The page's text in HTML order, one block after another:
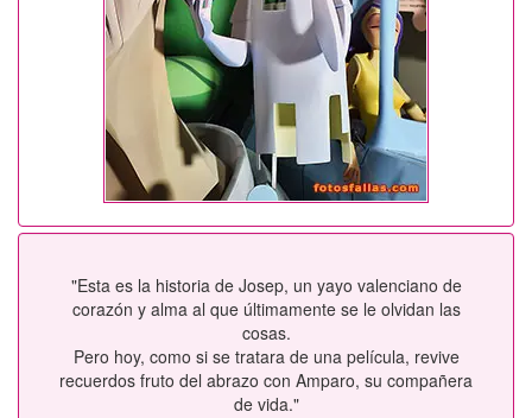
"Esta es la historia de Josep, un yayo valenciano de
corazón y alma al que últimamente se le olvidan las
cosas.
Pero hoy, como si se tratara de una película, revive
recuerdos fruto del abrazo con Amparo, su compañera
de vida."